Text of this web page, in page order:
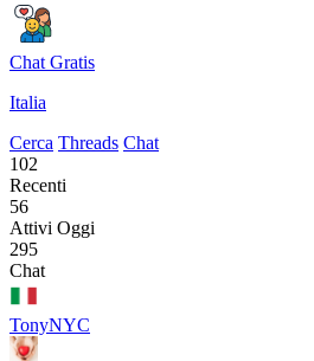
Chat Gratis
Italia
Cerca Threads Chat
102
Recenti
56
Attivi Oggi
295
Chat
TonyNYC